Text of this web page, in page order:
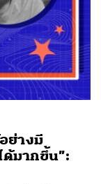
ย่างมี
มากขึ้น”: